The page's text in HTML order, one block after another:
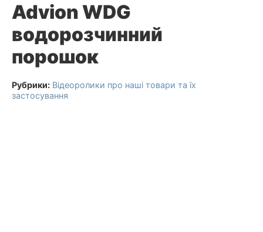
Advion WDG
водорозчинний
порошок
Рубрики: Відеоролики про наші товари та їх
застосування